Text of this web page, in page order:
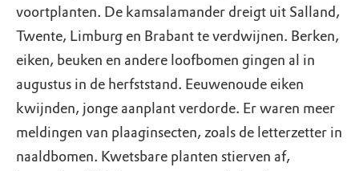
voortplanten. De kamsalamander dreigt uit Salland,
Twente, Limburg en Brabant te verdwijnen. Berken,
eiken, beuken en andere loofbomen gingen al in
augustus in de herfststand. Eeuwenoude eiken
kwijnden, jonge aanplant verdorde. Er waren meer
meldingen van plaaginsecten, zoals de letterzetter in
naaldbomen. Kwetsbare planten stierven af,